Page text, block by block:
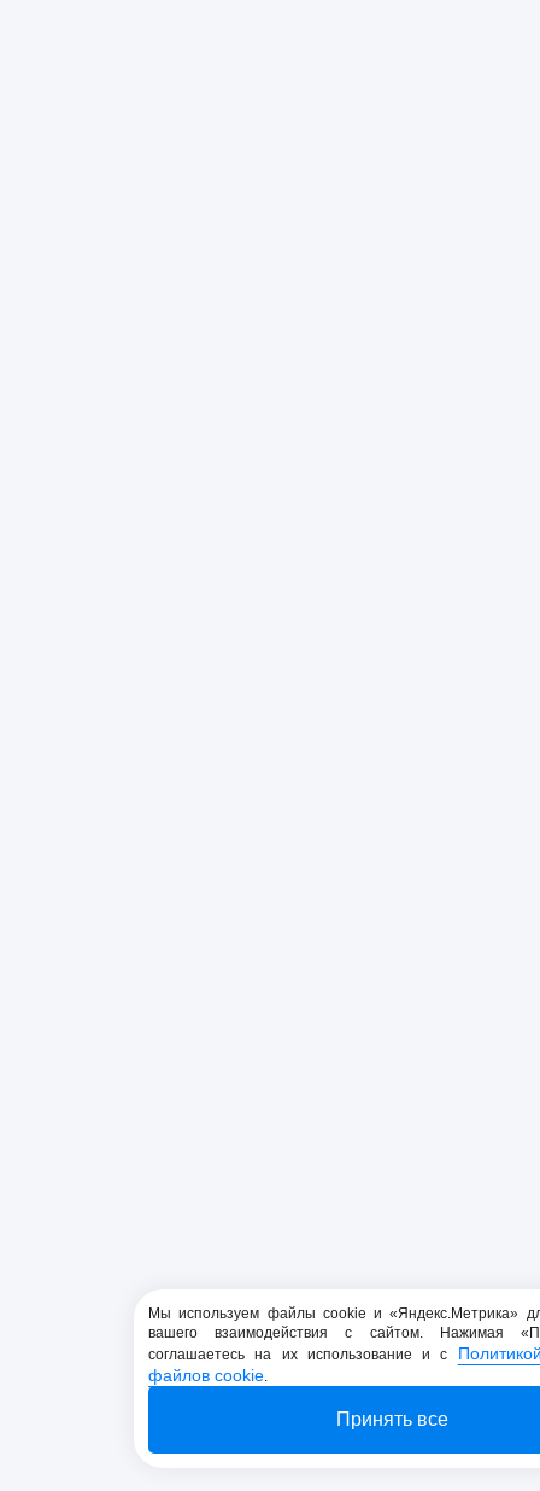
Мы используем файлы cookie и «Яндекс.Метрика»
вашего взаимодействия с сайтом. Нажимая
соглашаетесь на их использование и с
файлов cookie.
Принять все